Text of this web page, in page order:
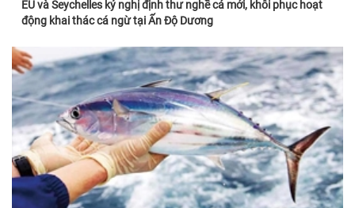
EU và Seychelles ký nghị định thư nghề cá mới, khôi phục hoạt
động khai thác cá ngừ tại Ấn Độ Dương